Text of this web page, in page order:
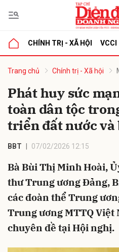
CHÍNH TRỊ - XÃ HỘI VCCI
Trang chủ Chính trị - Xã hội
Phát huy sức
toàn dân tộc
triển đất nước và
BBT 07/02/2026 12:15
Bà Bùi Thị Minh Hoài,
thư Trung ương Đảng,
các đoàn thể Trung
Trung ương MTTQ Việt
chuyên đề tại Hội nghị.
luận